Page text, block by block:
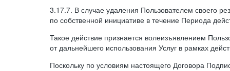
3.17.7. В случае удаления Пользователем своего
по собственной инициативе в течение Периода
Такое действие признается волеизъявлением
от дальнейшего использования Услуг в рамках
Поскольку по условиям настоящего Договора